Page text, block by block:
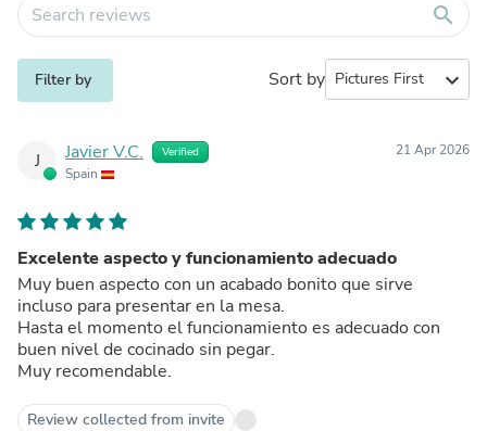
search
Filter by Sort by expand_more
J Javier V.C. Verified
Spain
21 Apr 2026
Excelente aspecto y funcionamiento adecuado
Muy buen aspecto con un acabado bonito que sirve
incluso para presentar en la mesa.
Hasta el momento el funcionamiento es adecuado con
buen nivel de cocinado sin pegar.
Muy recomendable.
Review collected from invite